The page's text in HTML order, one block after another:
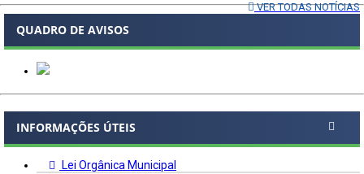
VER TODAS NOTÍCIAS
QUADRO DE AVISOS
INFORMAÇÕES ÚTEIS
Lei Orgânica Municipal